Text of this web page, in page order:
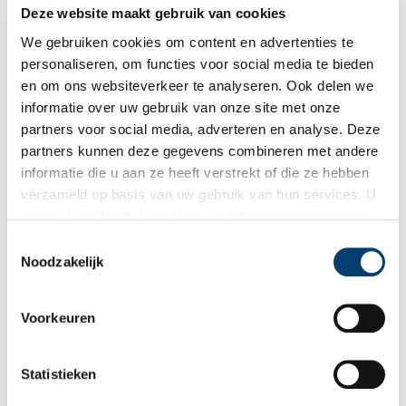
Deze website maakt gebruik van cookies
We gebruiken cookies om content en advertenties te
personaliseren, om functies voor social media te bieden
en om ons websiteverkeer te analyseren. Ook delen we
informatie over uw gebruik van onze site met onze
partners voor social media, adverteren en analyse. Deze
partners kunnen deze gegevens combineren met andere
informatie die u aan ze heeft verstrekt of die ze hebben
verzameld op basis van uw gebruik van hun services. U
Noodzakelijk
Voorkeuren
Statistieken
Napoleon Bonaparte
Een grondwetswijziging van 1801 maakte de Bataafse Republiek
tot het Bataafs Gemenebest, waarbij de scheiding der machten
onafhankelijke rechtsprekende macht, een uitvoerende macht in